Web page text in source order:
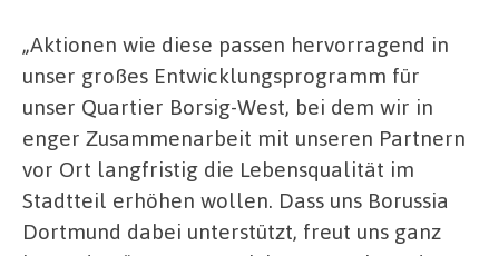
„Aktionen wie diese passen hervorragend in
unser großes Entwicklungsprogramm für
unser Quartier Borsig-West, bei dem wir in
enger Zusammenarbeit mit unseren Partnern
vor Ort langfristig die Lebensqualität im
Stadtteil erhöhen wollen. Dass uns Borussia
Dortmund dabei unterstützt, freut uns ganz